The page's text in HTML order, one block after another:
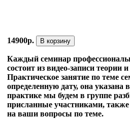
14900р. В корзину
Каждый семинар
состоит из видео-записи теории
Практическое занятие по теме
определенную дату, она указана
практике мы будем в группе
присланные участниками, также
на ваши вопросы по теме.